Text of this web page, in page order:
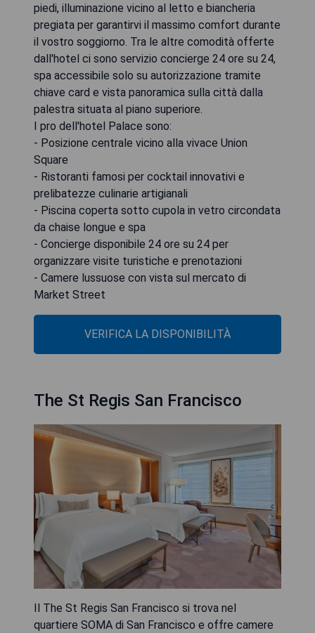
piedi, illuminazione vicino al letto e biancheria
pregiata per garantirvi il massimo comfort durante
il vostro soggiorno. Tra le altre comodità offerte
dall'hotel ci sono servizio concierge 24 ore su 24,
spa accessibile solo su autorizzazione tramite
chiave card e vista panoramica sulla città dalla
palestra situata al piano superiore.
I pro dell'hotel Palace sono:
- Posizione centrale vicino alla vivace Union
Square
- Ristoranti famosi per cocktail innovativi e
prelibatezze culinarie artigianali
- Piscina coperta sotto cupola in vetro circondata
da chaise longue e spa
- Concierge disponibile 24 ore su 24 per
organizzare visite turistiche e prenotazioni
- Camere lussuose con vista sul mercato di
Market Street
VERIFICA LA DISPONIBILITÀ
The St Regis San Francisco
Il The St Regis San Francisco si trova nel
quartiere SOMA di San Francisco e offre camere